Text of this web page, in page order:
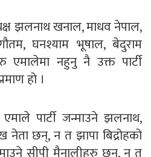
झलनाथ खनाल, माधव नेपाल,
घनश्याम भूषाल, बेदुराम
एमालेमा नहुनु नै उक्त पार्टी
हो ।
पार्टी जन्माउने झलनाथ,
नेता छन्, न त झापा बिद्रोहको